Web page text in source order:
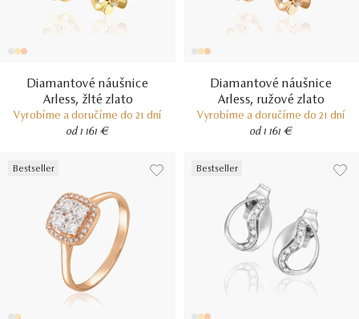
Diamantové náušnice
Arless, žlté zlato
Vyrobíme a doručíme do 21 dní
od 1 161 €
Diamantové náušnice
Arless, ružové zlato
Vyrobíme a doručíme do 21 dní
od 1 161 €
Bestseller Bestseller